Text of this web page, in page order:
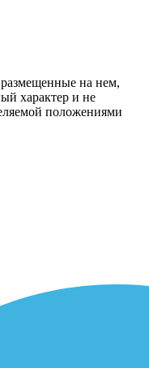
на нем,
характер и не
положениями